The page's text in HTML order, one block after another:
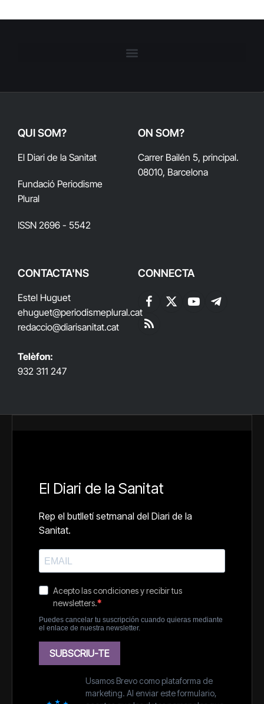
QUI SOM?
El Diari de la Sanitat
Fundació Periodisme
Plural
ISSN 2696 - 5542
ON SOM?
Carrer Bailén 5, principal.
08010, Barcelona
CONTACTA'NS
Estel Huguet
ehuguet@periodismeplural.cat
redaccio@diarisanitat.cat
Telèfon:
932 311 247
CONNECTA
Facebook
X
YouTubeTelegram
RSS